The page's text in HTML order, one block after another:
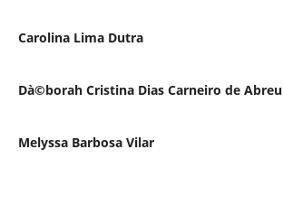
Carolina Lima Dutra
Dà©borah Cristina Dias Carneiro de Abreu
Melyssa Barbosa Vilar